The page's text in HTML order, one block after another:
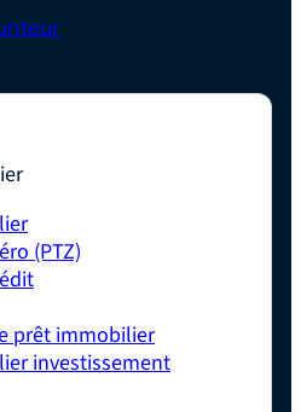
(PTZ)
prêt immobilier
investissement